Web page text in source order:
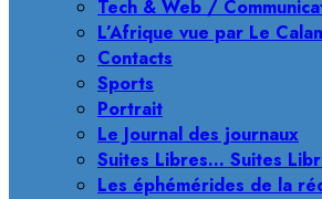
Tech & Web /
L’Afrique vue par Le
Contacts
Sports
Portrait
Le Journal des journaux
Suites Libres… Suites
Les éphémérides de la